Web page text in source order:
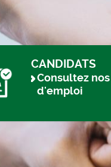
CANDIDATS
Consultez
d'emploi